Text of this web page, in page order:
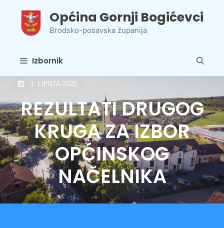
sadržaj
Općina Gornji Bogićevci
Brodsko-posavska županija
Izbornik
1. LIPNJA 2025.
REZULTATI DRUGOG
KRUGA ZA IZBOR
OPĆINSKOG
NAČELNIKA